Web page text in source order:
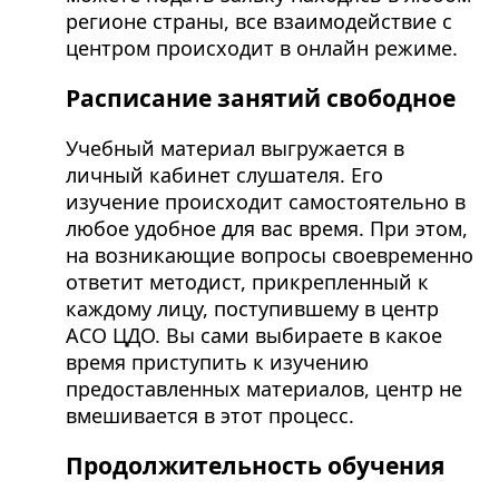
регионе страны, все взаимодействие с
центром происходит в онлайн режиме.
Расписание занятий свободное
Учебный материал выгружается в
личный кабинет слушателя. Его
изучение происходит самостоятельно в
любое удобное для вас время. При этом,
на возникающие вопросы своевременно
ответит методист, прикрепленный к
каждому лицу, поступившему в центр
АСО ЦДО. Вы сами выбираете в какое
время приступить к изучению
предоставленных материалов, центр не
вмешивается в этот процесс.
Продолжительность обучения